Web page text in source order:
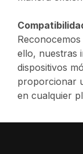
ello, nuestras
dispositivos
proporcionar
en cualquier